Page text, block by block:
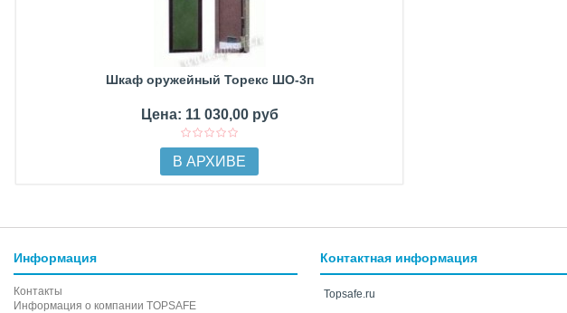
Шкаф оружейный Торекс ШО-3п
Цена: 11 030,00 руб
В АРХИВЕ
Информация
Контакты
Информация о компании TOPSAFE
Контактная информация
Topsafe.ru